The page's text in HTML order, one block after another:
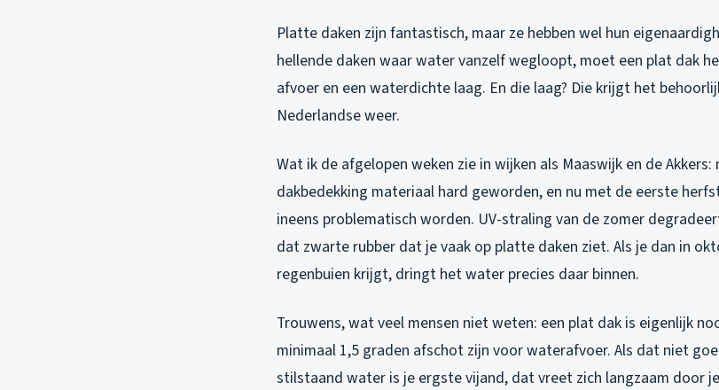
Platte daken zijn fantastisch, maar ze hebben wel hun
hellende daken waar water vanzelf wegloopt, moet een plat dak
afvoer en een waterdichte laag. En die laag? Die krijgt het
Nederlandse weer.
Wat ik de afgelopen weken zie in wijken als Maaswijk en de
dakbedekking materiaal hard geworden, en nu met de eerste
ineens problematisch worden. UV-straling van de zomer
dat zwarte rubber dat je vaak op platte daken ziet. Als je dan in
regenbuien krijgt, dringt het water precies daar binnen.
Trouwens, wat veel mensen niet weten: een plat dak is eigenlijk
minimaal 1,5 graden afschot zijn voor waterafvoer. Als dat niet
stilstaand water is je ergste vijand, dat vreet zich langzaam door